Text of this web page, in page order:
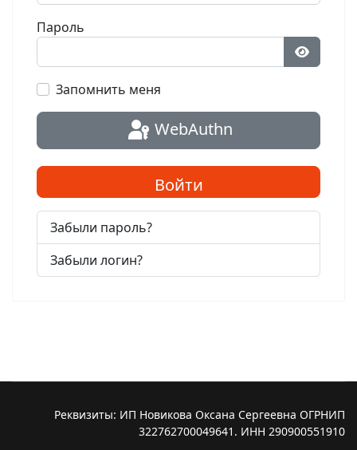
Пароль
Запомнить меня
WebAuthn
Войти
Забыли пароль?
Забыли логин?
Реквизиты: ИП Новикова Оксана Сергеевна ОГРНИП
322762700049641. ИНН 290900551910